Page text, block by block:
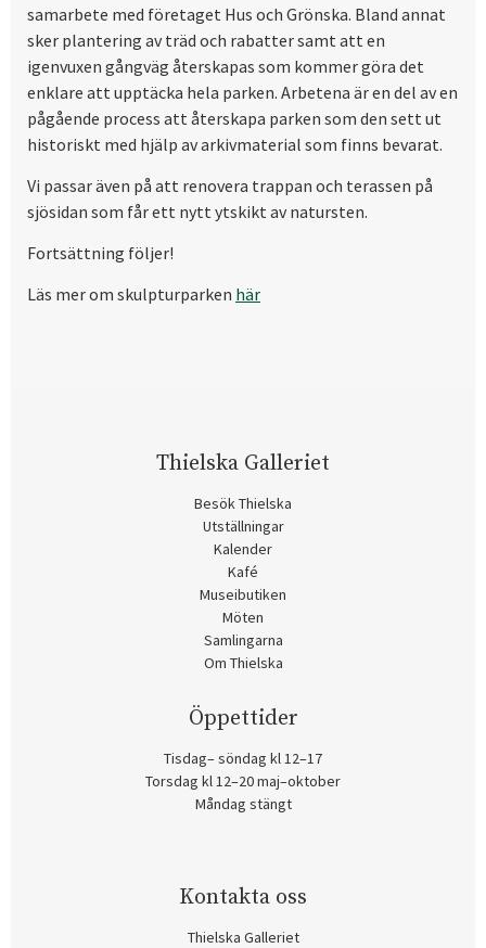
samarbete med företaget Hus och Grönska. Bland annat
sker plantering av träd och rabatter samt att en
igenvuxen gångväg återskapas som kommer göra det
enklare att upptäcka hela parken. Arbetena är en del av en
pågående process att återskapa parken som den sett ut
historiskt med hjälp av arkivmaterial som finns bevarat.
Vi passar även på att renovera trappan och terassen på
sjösidan som får ett nytt ytskikt av natursten.
Fortsättning följer!
Läs mer om skulpturparken här
Thielska Galleriet
Besök Thielska
Utställningar
Kalender
Kafé
Museibutiken
Möten
Samlingarna
Om Thielska
Öppettider
Tisdag– söndag kl 12–17
Torsdag kl 12–20 maj–oktober
Måndag stängt
Kontakta oss
Thielska Galleriet